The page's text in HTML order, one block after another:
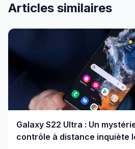
Articles similaires
Galaxy S22 Ultra : Un
contrôle à distance inquiète